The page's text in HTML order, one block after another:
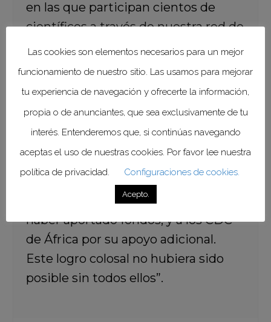
en las que participan cientos de
científicos a través de nuestra red de
investigación y desarrollo respecto
de los filovirus. Agradecemos a
nuestros asociados su dedicación y
por sus siglas en inglés) por haber
donado la vacuna, a la CEPI, la HERA
de la UE y el IDRC del Canadá, por
haber aportado fondos, y a los CDC
de África por su apoyo adicional.
Este logro colosal no hubiera sido
posible sin todos ellos”.
Las cookies son elementos necesarios para un mejor
funcionamiento de nuestro sitio. Las usamos para mejorar
tu experiencia de navegación y ofrecerte la información,
propia o de anunciantes, que sea exclusivamente de tu
interés. Entenderemos que, si continúas navegando
aceptas el uso de nuestras cookies. Por favor lee nuestra
política de privacidad.
Configuraciones de cookies.
Acepto.